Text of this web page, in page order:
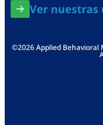
Ver nuestras
©2026 Applied Behavioral